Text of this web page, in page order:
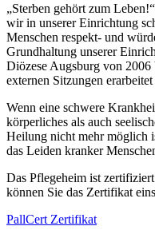
„Sterben gehört zum
wir in unserer Einrichtung
Menschen respekt- und
Grundhaltung unserer
Diözese Augsburg von
externen Sitzungen
Wenn eine schwere
körperliches als auch
Heilung nicht mehr möglich
das Leiden kranker
Das Pflegeheim ist
können Sie das Zertifikat
PallCert Zertifikat